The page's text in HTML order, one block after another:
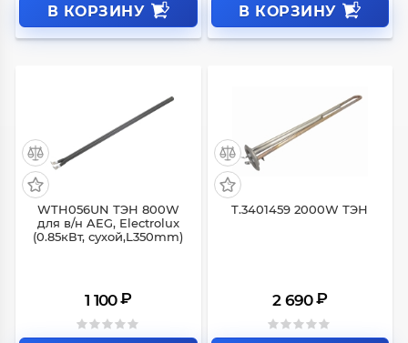
В КОРЗИНУ В КОРЗИНУ
WTH056UN ТЭН 800W
для в/н AEG, Electrolux
(0.85кВт, сухой,L350mm)
1 100 ₽
T.3401459 2000W ТЭН
2 690 ₽